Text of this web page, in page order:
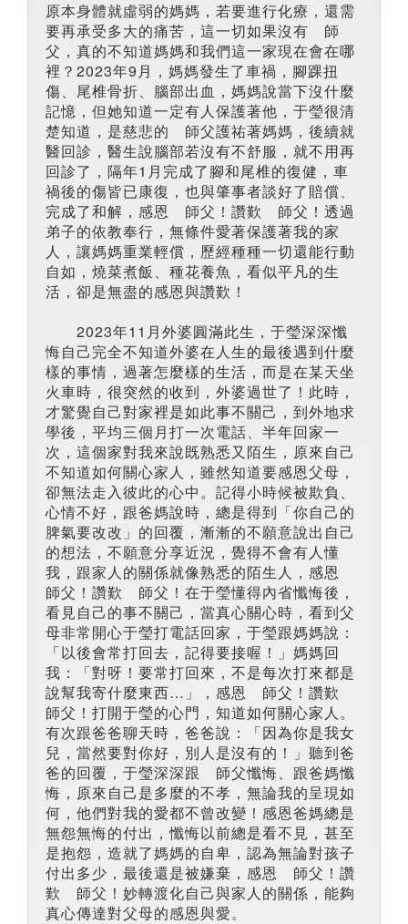
原本身體就虛弱的媽媽，若要進行化療，還需
要再承受多大的痛苦，這一切如果沒有 師
父，真的不知道媽媽和我們這一家現在會在哪
裡？2023年9月，媽媽發生了車禍，腳踝扭
傷、尾椎骨折、腦部出血，媽媽說當下沒什麼
記憶，但她知道一定有人保護著他，于瑩很清
楚知道，是慈悲的 師父護祐著媽媽，後續就
醫回診，醫生說腦部若沒有不舒服，就不用再
回診了，隔年1月完成了腳和尾椎的復健，車
禍後的傷皆已康復，也與肇事者談好了賠償、
完成了和解，感恩 師父！讚歎 師父！透過
弟子的依教奉行，無條件愛著保護著我的家
人，讓媽媽重業輕償，歷經種種一切還能行動
自如，燒菜煮飯、種花養魚，看似平凡的生
活，卻是無盡的感恩與讚歎！
2023年11月外婆圓滿此生，于瑩深深懺
悔自己完全不知道外婆在人生的最後遇到什麼
樣的事情，過著怎麼樣的生活，而是在某天坐
火車時，很突然的收到，外婆過世了！此時，
才驚覺自己對家裡是如此事不關己，到外地求
學後，平均三個月打一次電話、半年回家一
次，這個家對我來說既熟悉又陌生，原來自己
不知道如何關心家人，雖然知道要感恩父母，
卻無法走入彼此的心中。記得小時候被欺負、
心情不好，跟爸媽說時，總是得到「你自己的
脾氣要改改」的回覆，漸漸的不願意說出自己
的想法，不願意分享近況，覺得不會有人懂
我，跟家人的關係就像熟悉的陌生人，感恩
師父！讚歎 師父！在于瑩懂得內省懺悔後，
看見自己的事不關己，當真心關心時，看到父
母非常開心于瑩打電話回家，于瑩跟媽媽說：
「以後會常打回去，記得要接喔！」媽媽回
我：「對呀！要常打回來，不是每次打來都是
說幫我寄什麼東西…」，感恩 師父！讚歎
師父！打開于瑩的心門，知道如何關心家人。
有次跟爸爸聊天時，爸爸說：「因為你是我女
兒，當然要對你好，別人是沒有的！」聽到爸
爸的回覆，于瑩深深跟 師父懺悔、跟爸媽懺
悔，原來自己是多麼的不孝，無論我的呈現如
何，他們對我的愛都不曾改變！感恩爸媽總是
無怨無悔的付出，懺悔以前總是看不見，甚至
是抱怨，造就了媽媽的自卑，認為無論對孩子
付出多少，最後還是被嫌棄，感恩 師父！讚
歎 師父！妙轉渡化自己與家人的關係，能夠
真心傳達對父母的感恩與愛。